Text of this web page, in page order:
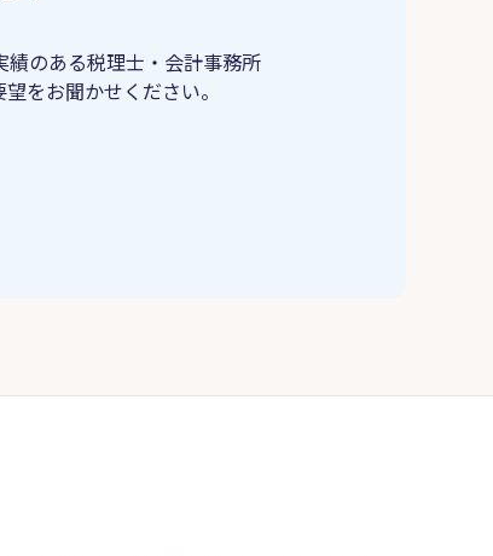
のある税理士・会計事務所
をお聞かせください。